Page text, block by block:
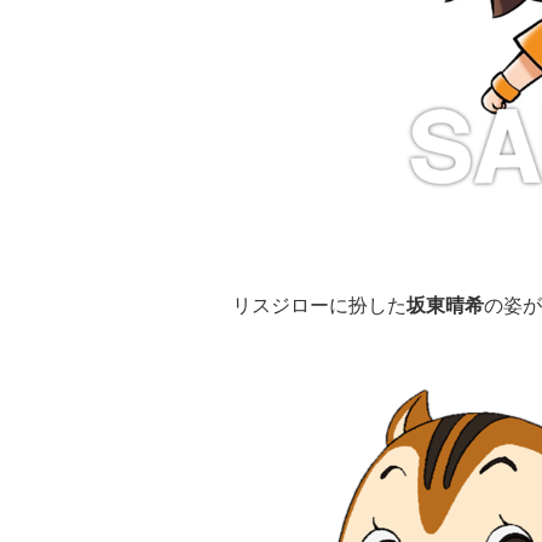
リスジローに扮した坂東晴希の姿